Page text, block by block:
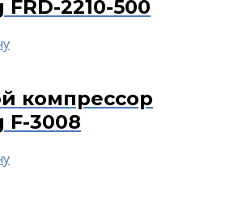
2210-500
компрессор
F-3008